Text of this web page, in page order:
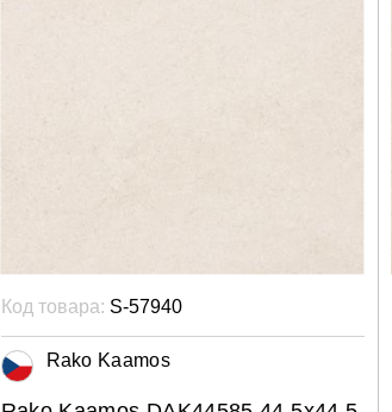
Код товара: S-57940
Rako Kaamos